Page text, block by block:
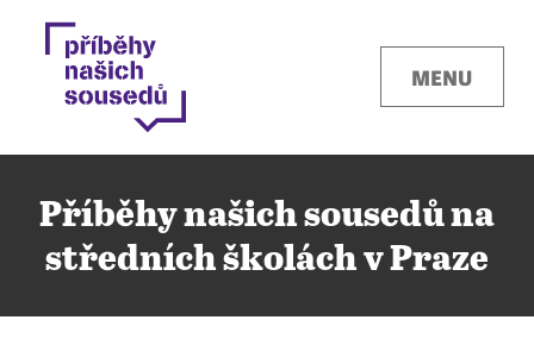
MENU
Kontakty
Příběhy našich sousedů na
středních školách v Praze